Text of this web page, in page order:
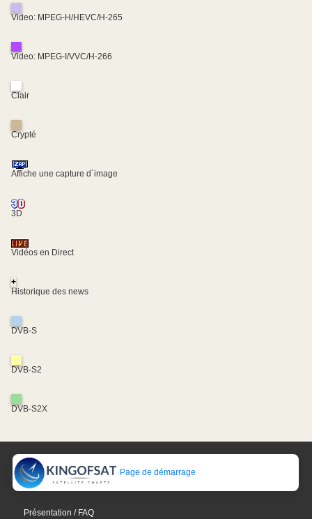
Video: MPEG-H/HEVC/H-265
Video: MPEG-I/VVC/H-266
Clair
Crypté
Affiche une capture d´image
3D
Vidéos en Direct
+
Historique des news
DVB-S
DVB-S2
DVB-S2X
Page de démarrage
Présentation / FAQ